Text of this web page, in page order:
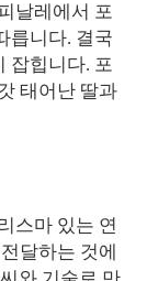
날레에서 포
릅니다. 결국
잡힙니다. 포
태어난 딸과
스마 있는 연
달하는 것에